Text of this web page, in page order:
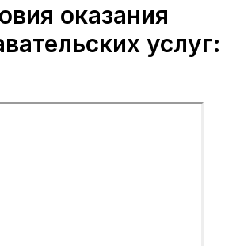
оказания
услуг: